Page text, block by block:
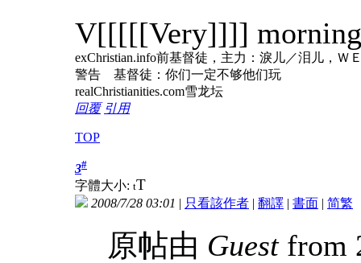
V[[[[[Very]]]]
exChristian.info前基督徒，主力：淚儿／泪儿，
警告 基督徒：你们一定不够他们玩
realChristianities.com雪龙坛
回覆 引用
TOP
3#
字體大小: tT
2008/7/28 03:01 | 只看該作者 | 翻譯 | 書面 | 简繁
原帖由 Guestfrom